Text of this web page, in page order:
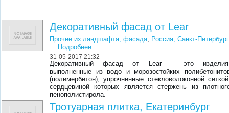
Декоративный фасад от Lear
Прочее из ландшафта, фасада, Россия, Санкт-Петербург
... Подробнее ...
31-05-2017 21:32
Декоративный фасад от Lear – это
выполненные из водо и морозостойких
(полимербетон), упрочненные стекловолоконной
сердцевиной которых является стержень из
пенополистирола.
Тротуарная плитка, Екатеринбург